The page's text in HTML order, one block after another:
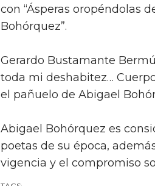
con “Ásperas oropéndolas
Bohórquez”.
Gerardo Bustamante
toda mi deshabitez…
el pañuelo de Abigael
Abigael Bohórquez es
poetas de su época,
vigencia y el compromiso